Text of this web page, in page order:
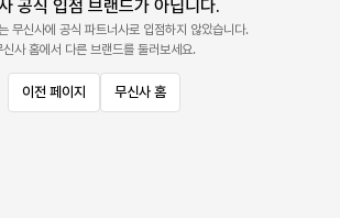
공식 입점 브랜드가 아닙니다.
무신사에 공식 파트너사로 입점하지 않았습니다.
신사 홈에서 다른 브랜드를 둘러보세요.
이전 페이지 무신사 홈